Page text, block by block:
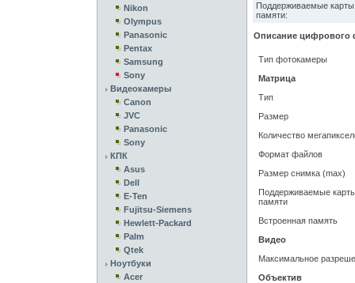
Nikon
Olympus
Panasonic
Pentax
Samsung
Sony
Видеокамеры
Canon
JVC
Panasonic
Sony
КПК
Asus
Dell
E-Ten
Fujitsu-Siemens
Hewlett-Packard
Palm
Qtek
Ноутбуки
Acer
Поддерживаемые карты
памяти:
Описание цифрового
Тип фотокамеры
Матрица
Тип
Размер
Количество
Формат файлов
Размер снимка (max)
Поддерживаемые
памяти
Встроенная память
Видео
Максимальное
Объектив